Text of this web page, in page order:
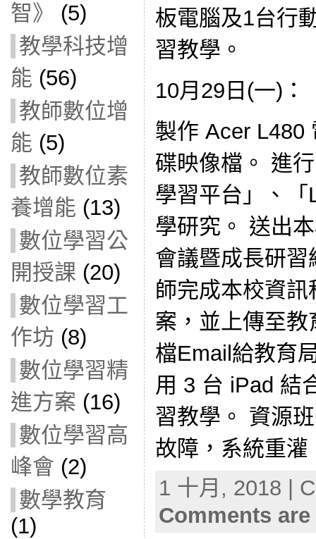
智》
(5)
教學科技增
能 (56)
教師數位增
能 (5)
教師數位素
養增能 (13)
數位學習公
開授課 (20)
數位學習工
作坊 (8)
數位學習精
進方案 (16)
數位學習高
峰會 (2)
數學教育
(1)
板電腦及1台行
習教學。
10月29日(一)：
製作 Acer L480
碟映像檔。 進
學習平台」、
學研究。 送出
會議暨成長研
師完成本校資
案，並上傳至
檔Email給教育
用 3 台 iPad 結
習教學。 資源
故障，系統重
1 十月, 2018 |
Comments